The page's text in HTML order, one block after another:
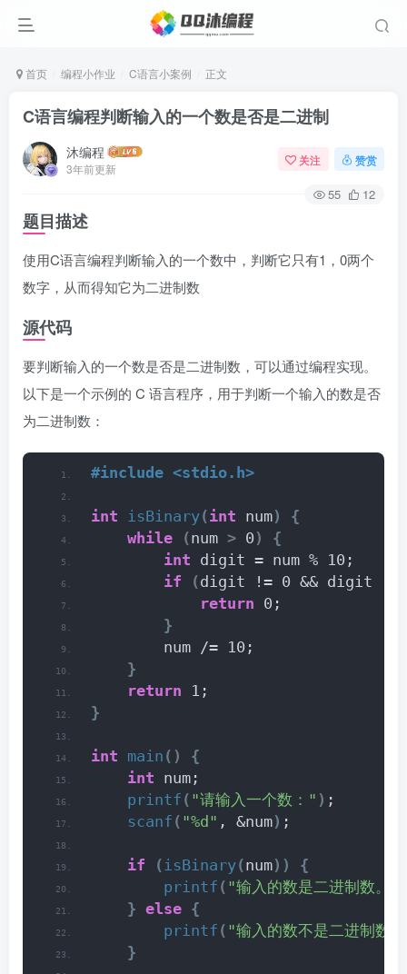
首页 编程小作业 C语言小案例 正文
C语言编程判断输入的一个数是否是二进制
沐编程
3年前更新
关注 赞赏
55 12
题目描述
使用C语言编程判断输入的一个数中，判断它只有1，0两个
数字，从而得知它为二进制数
源代码
要判断输入的一个数是否是二进制数，可以通过编程实现。
以下是一个示例的 C 语言程序，用于判断一个输入的数是否
为二进制数：
#include <stdio.h>
int isBinary(int num)
{
while
(num > 0 )
{
int digit = num % 10;
if
(digit != 0 && digit !=
return 0;
}
        num /= 10;
}
return 1;
}
int main ()
{
int num;
printf ( "请输入一个数：" ) ;
scanf ( "%d" , &num) ;
if (isBinary(num))
{
printf ( "输入的数是二进制数。
} else {
printf ( "输入的数不是二进制数
}